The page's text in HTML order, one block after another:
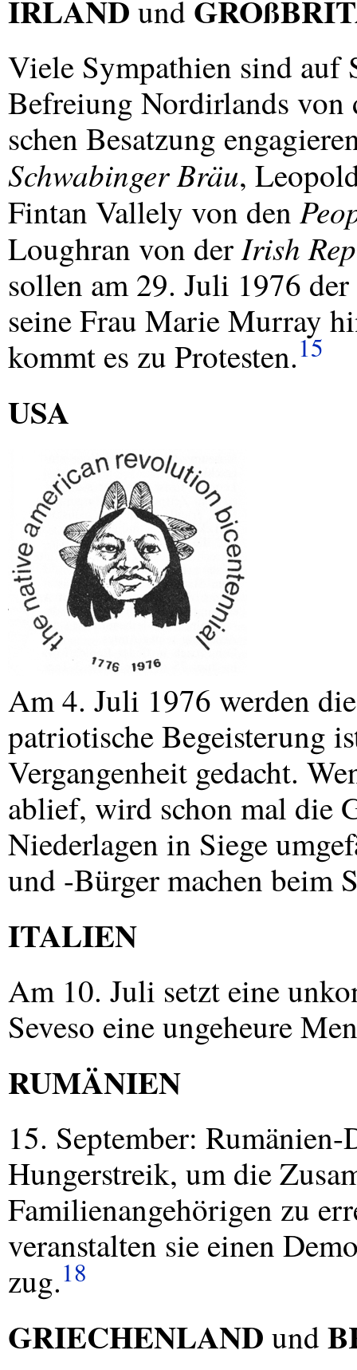
IRLAND und
Viele Sympathien sind auf
Befreiung Nordirlands
schen Besatzung
Schwabinger Bräu,
Fintan Vallely von den
Loughran von derIrish
sollen am 29. Juli 1976
seine Frau Marie Murray
kommt es zu Protesten.15
USA
Am 4. Juli 1976 werden
patriotische Begeisterung
Vergangenheit gedacht.
ablief, wird schon mal die
Niederlagen in Siege
und -Bürger machen beim
ITALIEN
Am 10. Juli setzt eine
Seveso eine ungeheure
RUMÄNIEN
15. September:
Hungerstreik, um die
Familienangehörigen zu
veranstalten sie einen
zug.18
GRIECHENLAND und